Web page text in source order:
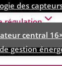
des
régulation
central
gestion